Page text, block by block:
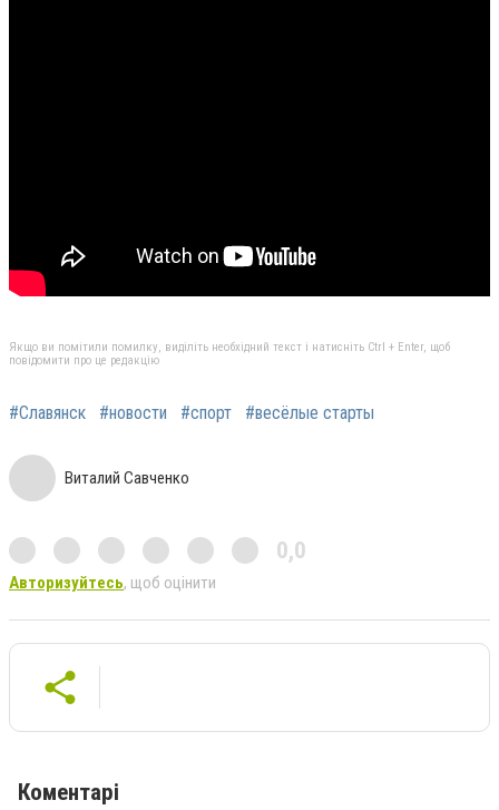
Якщо ви помітили помилку, виділіть необхідний текст і натисніть Ctrl + Enter, щоб
повідомити про це редакцію
#Славянск #новости #спорт #весёлые старты
Виталий Савченко
0,0
Авторизуйтесь, щоб оцінити
Коментарі